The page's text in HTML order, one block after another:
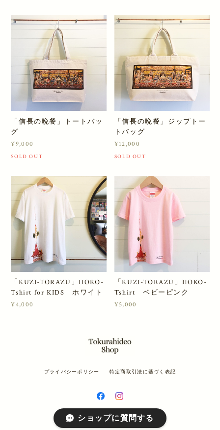
「信長の晩餐」トートバッ
グ
¥9,000
SOLD OUT
「信長の晩餐」ジップトー
トバッグ
¥12,000
SOLD OUT
「KUZI-TORAZU」HOKO-
Tshirt for KIDS ホワイト
¥4,000
「KUZI-TORAZU」HOKO-
Tshirt ベビーピンク
¥5,000
プライバシーポリシー 特定商取引法に基づく表記
© tokurahideo shop All rights reserved.
ショップに質問する